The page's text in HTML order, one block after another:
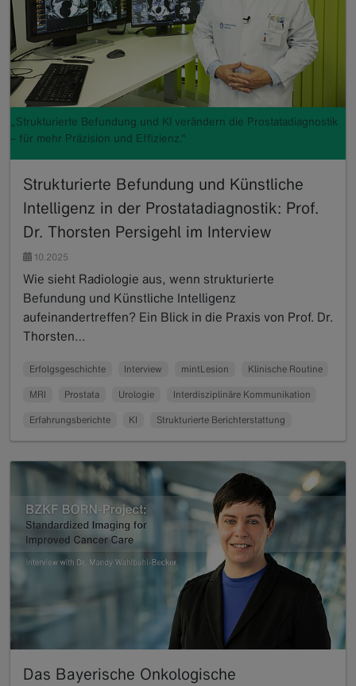
„Strukturierte Befundung und KI verändern die Prostatadiagnostik
– für mehr Präzision und Effizienz.“
Strukturierte Befundung und Künstliche
Intelligenz in der Prostatadiagnostik: Prof.
Dr. Thorsten Persigehl im Interview
10.2025
Wie sieht Radiologie aus, wenn strukturierte
Befundung und Künstliche Intelligenz
aufeinandertreffen? Ein Blick in die Praxis von Prof. Dr.
Thorsten…
Erfolgsgeschichte Interview mintLesion Klinische Routine
MRI Prostata Urologie Interdisziplinäre Kommunikation
Erfahrungsberichte KI Strukturierte Berichterstattung
Das Bayerische Onkologische